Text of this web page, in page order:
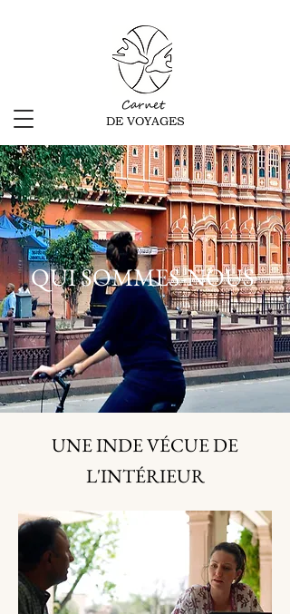
Carnet
DE VOYAGES
QUI SOMMES-NOUS
UNE INDE VÉCUE DE
L'INTÉRIEUR